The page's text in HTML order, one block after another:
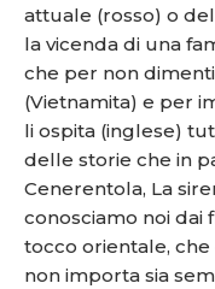
attuale (rosso) o
la vicenda di una
che per non
(Vietnamita) e per
li ospita (inglese)
delle storie che in
Cenerentola, La
conosciamo noi dai
tocco orientale,
non importa sia